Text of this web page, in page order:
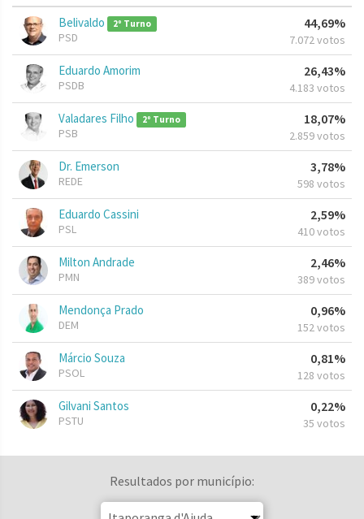
Belivaldo 2º Turno
PSD
44,69%
7.072 votos
Eduardo Amorim
PSDB
26,43%
4.183 votos
Valadares Filho 2º Turno
PSB
18,07%
2.859 votos
Dr. Emerson
REDE
3,78%
598 votos
Eduardo Cassini
PSL
2,59%
410 votos
Milton Andrade
PMN
2,46%
389 votos
Mendonça Prado
DEM
0,96%
152 votos
Márcio Souza
PSOL
0,81%
128 votos
Gilvani Santos
PSTU
0,22%
35 votos
Resultados por município: